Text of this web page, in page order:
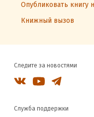
Опубликовать книгу
Книжный вызов
Следите за новостями
Служба поддержки